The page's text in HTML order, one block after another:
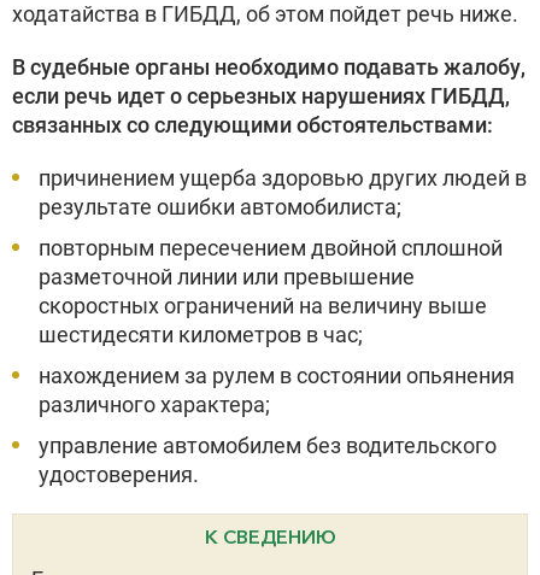
ходатайства в ГИБДД, об этом пойдет речь ниже.
В судебные органы необходимо подавать жалобу,
если речь идет о серьезных нарушениях ГИБДД,
связанных со следующими обстоятельствами:
причинением ущерба здоровью других людей в
результате ошибки автомобилиста;
повторным пересечением двойной сплошной
разметочной линии или превышение
скоростных ограничений на величину выше
шестидесяти километров в час;
нахождением за рулем в состоянии опьянения
различного характера;
управление автомобилем без водительского
удостоверения.
К СВЕДЕНИЮ